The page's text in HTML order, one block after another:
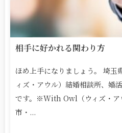
相手に好かれる関わり方
ほめ上手になりましょう。 埼
ィズ・アウル）結婚相談所、婚
です。※With Owl（ウィズ・ア
市・...